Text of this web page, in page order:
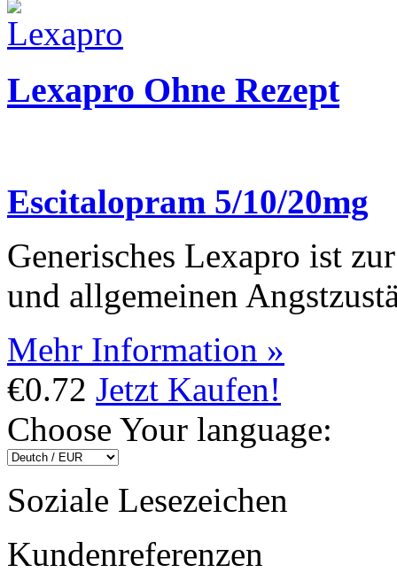
Lexapro Ohne Rezept
Escitalopram 5/10/20mg
Generisches Lexapro ist
und allgemeinen
Mehr Information »
€0.72 Jetzt Kaufen!
Choose Your language:
Soziale Lesezeichen
Kundenreferenzen